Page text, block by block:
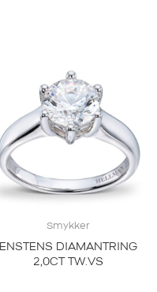
Smykker
ENSTENS DIAMANTRING
2,0CT TW.VS